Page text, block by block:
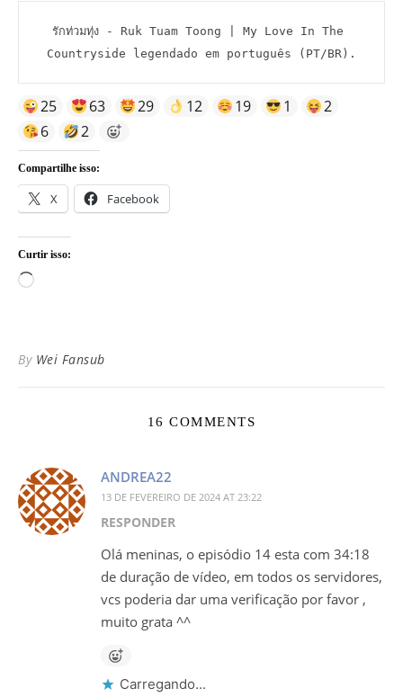
รักท่วมทุ่ง - Ruk Tuam Toong | My Love In The
Countryside legendado em português (PT/BR).
25 63 29 12 19 1
2
6
2
Compartilhe isso:
X Facebook
Curtir isso:
Carregando...
By Wei Fansub
16 COMMENTS
ANDREA22
13 DE FEVEREIRO DE 2024 AT 23:22
RESPONDER
Olá meninas, o episódio 14 esta com 34:18
de duração de vídeo, em todos os servidores,
vcs poderia dar uma verificação por favor ,
muito grata ^^
Carregando...